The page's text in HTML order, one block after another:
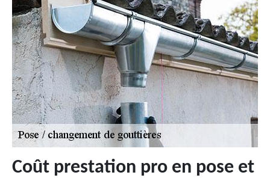
Coût prestation pro en pose et